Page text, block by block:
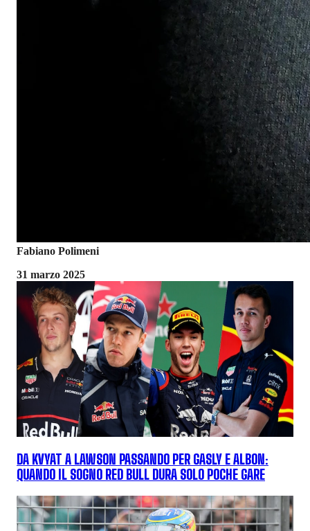
Fabiano Polimeni
31 marzo 2025
DA KVYAT A LAWSON PASSANDO PER GASLY E ALBON:
QUANDO IL SOGNO RED BULL DURA SOLO POCHE GARE